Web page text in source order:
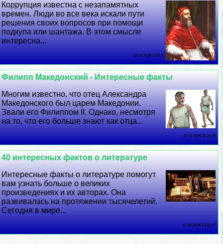
Коррупция известна с незапамятных
времен. Люди во все века искали пути
решения своих вопросов при помощи
подкупа или шантажа. В этом смысле
интересна...
19 06 2026 0:50:33
Филипп Македонский - Интересные факты
Многим известно, что отец Александра
Македонского был царем Македонии.
Звали его Филиппом II. Однако, несмотря
на то, что его больше знают как отца...
18 06 2026 11:34:24
40 интересных фактов о литературе
Интересные факты о литературе помогут
вам узнать больше о великих
произведениях и их авторах. Она
развивалась на протяжении тысячелетий.
Сегодня в мире...
17 06 2026 13:21:27